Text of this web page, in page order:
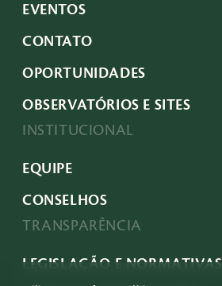
EVENTOS
CONTATO
OPORTUNIDADES
OBSERVATÓRIOS E SITES
INSTITUCIONAL
EQUIPE
CONSELHOS
TRANSPARÊNCIA
LEGISLAÇÃO E NORMATIVAS